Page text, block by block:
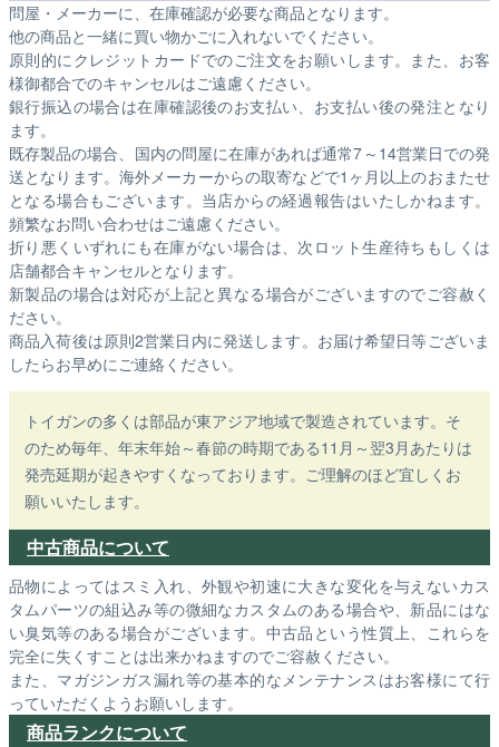
問屋・メーカーに、在庫確認が必要な商品となります。
他の商品と一緒に買い物かごに入れないでください。
原則的にクレジットカードでのご注文をお願いします。また、お客
様御都合でのキャンセルはご遠慮ください。
銀行振込の場合は在庫確認後のお支払い、お支払い後の発注となり
ます。
既存製品の場合、国内の問屋に在庫があれば通常7～14営業日での発
送となります。海外メーカーからの取寄などで1ヶ月以上のおまたせ
となる場合もございます。 当店からの経過報告はいたしかねます。
頻繁なお問い合わせはご遠慮ください。
折り悪くいずれにも在庫がない場合は、次ロット生産待ちもしくは
店舗都合キャンセルとなります。
新製品の場合は対応が上記と異なる場合がございますのでご容赦く
ださい。
商品入荷後は原則2営業日内に発送します。お届け希望日等ございま
したらお早めにご連絡ください。
トイガンの多くは部品が東アジア地域で製造されています。そ
のため毎年、年末年始～春節の時期である11月～翌3月あたりは
発売延期が起きやすくなっております。ご理解のほど宜しくお
願いいたします。
中古商品について
品物によってはスミ入れ、外観や初速に大きな変化を与えないカス
タムパーツの組込み等の微細なカスタムのある場合や、新品にはな
い臭気等のある場合がございます。中古品という性質上、これらを
完全に失くすことは出来かねますのでご容赦ください。
また、マガジンガス漏れ等の基本的なメンテナンスはお客様にて行
っていただくようお願いします。
商品ランクについて